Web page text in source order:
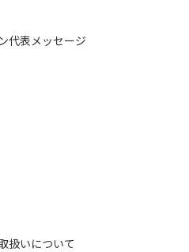
代表メッセージ
扱いについて